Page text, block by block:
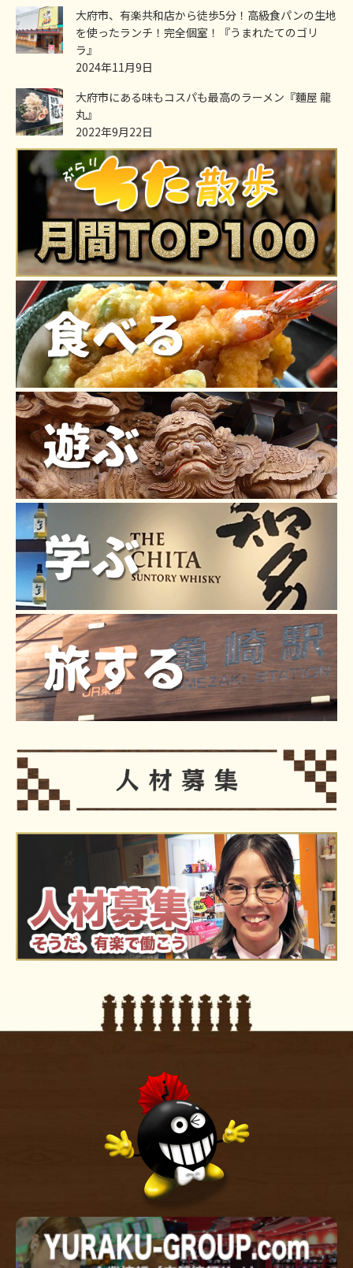
大府市、有楽共和店から徒歩5分！高級食パンの生地
を使ったランチ！完全個室！『うまれたてのゴリ
ラ』
2024年11月9日
大府市にある味もコスパも最高のラーメン『麵屋 龍
丸』
2022年9月22日